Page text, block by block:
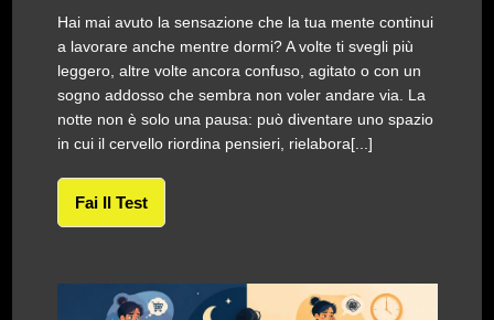
Hai mai avuto la sensazione che la tua mente continui
a lavorare anche mentre dormi? A volte ti svegli più
leggero, altre volte ancora confuso, agitato o con un
sogno addosso che sembra non voler andare via. La
notte non è solo una pausa: può diventare uno spazio
in cui il cervello riordina pensieri, rielabora[...]
Fai Il Test